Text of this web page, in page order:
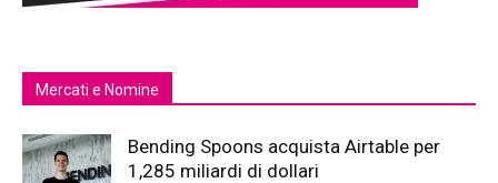
Mercati e Nomine
Bending Spoons acquista Airtable per
1,285 miliardi di dollari